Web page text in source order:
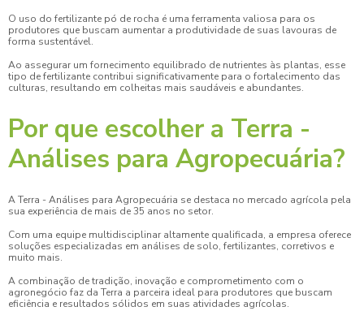
O uso do fertilizante pó de rocha é uma ferramenta valiosa para os
produtores que buscam aumentar a produtividade de suas lavouras de
forma sustentável.
Ao assegurar um fornecimento equilibrado de nutrientes às plantas, esse
tipo de fertilizante contribui significativamente para o fortalecimento das
culturas, resultando em colheitas mais saudáveis e abundantes.
Por que escolher a Terra -
Análises para Agropecuária?
A Terra - Análises para Agropecuária se destaca no mercado agrícola pela
sua experiência de mais de 35 anos no setor.
Com uma equipe multidisciplinar altamente qualificada, a empresa oferece
soluções especializadas em análises de solo, fertilizantes, corretivos e
muito mais.
A combinação de tradição, inovação e comprometimento com o
agronegócio faz da Terra a parceira ideal para produtores que buscam
eficiência e resultados sólidos em suas atividades agrícolas.